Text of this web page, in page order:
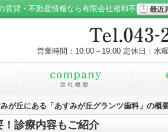
賃貸・不動産情報なら有限会社相和不動産
営業時間：10:00～19:00 定休日：水
が丘にある「あすみが丘グランツ歯科」の概
診療内容もご紹介